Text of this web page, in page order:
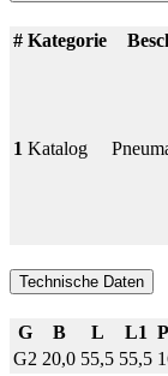
# Kategorie
1 Katalog
Technische Daten
G B L L1
G2 20,0 55,5 55,5